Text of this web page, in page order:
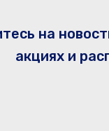
на
акциях и